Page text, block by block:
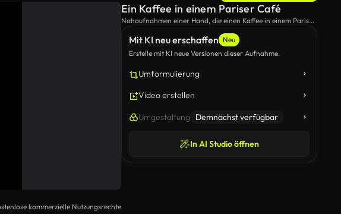
kommerzielle Nutzungsrechte
Mit KI neu erschaffen Neu
Erstelle mit KI neue Versionen dieser Aufnahme.
Umformulierung
Video erstellen
Umgestaltung Demnächst verfügbar
In AI Studio öffnen
Ein Kaffee in einem Pariser Café
Nahaufnahmen einer Hand, die einen Kaffee in einem Pariser